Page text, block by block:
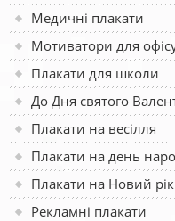
Медичні плакати
Мотиватори для
Плакати для школи
До Дня святого
Плакати на весілля
Плакати на день
Плакати на Новий рік
Рекламні плакати